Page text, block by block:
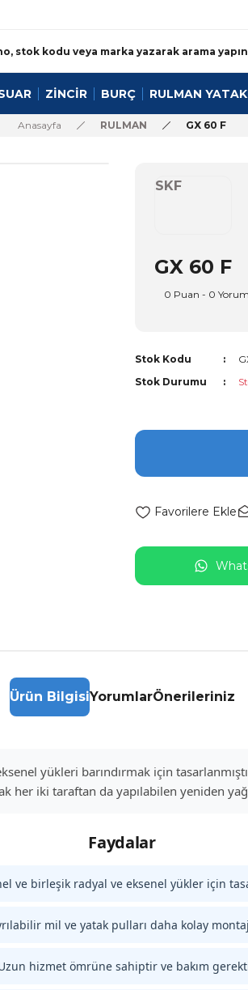
ZİNCİR BURÇ RULMAN
Anasayfa RULMAN GX 60 F
SKF
GX 60 F
0 Puan - 0 Yorum
Stok Kodu
Stok Durumu
Ürün BilgisiYorumlarÖnerileriniz
yükleri barındırmak için
her iki taraftan da yapılabilen yeniden
Faydalar
ve birleşik radyal ve eksenel yükler için
mil ve yatak pulları daha kolay
hizmet ömrüne sahiptir ve bakım